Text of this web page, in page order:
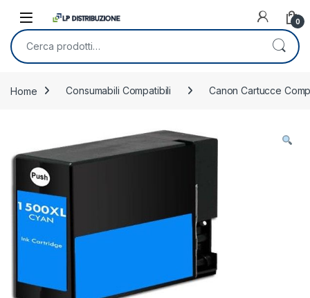
0
Cerca:
Home Consumabili Compatibili Canon Cartucce